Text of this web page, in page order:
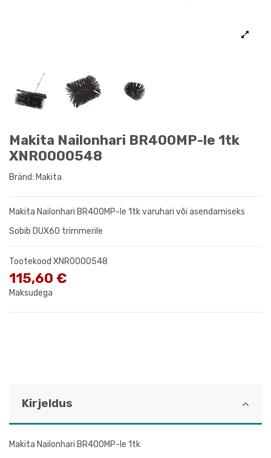
Makita Nailonhari BR400MP-le 1tk
XNR0000548
Bränd: Makita
Makita Nailonhari BR400MP-le 1tk varuhari või asendamiseks
Sobib DUX60 trimmerile
Tootekood XNR0000548
115,60 €
Maksudega
Kirjeldus
Makita Nailonhari BR400MP-le 1tk